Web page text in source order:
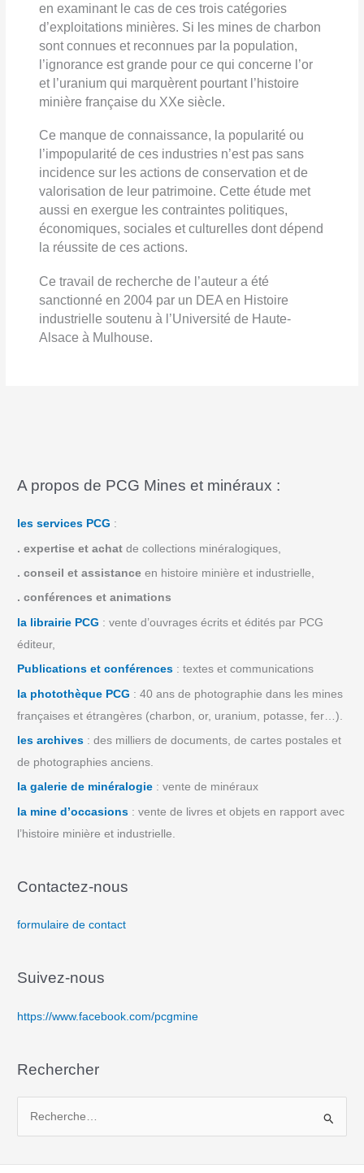
en examinant le cas de ces trois catégories
d’exploitations minières. Si les mines de charbon
sont connues et reconnues par la population,
l’ignorance est grande pour ce qui concerne l’or
et l’uranium qui marquèrent pourtant l’histoire
minière française du XXe siècle.
Ce manque de connaissance, la popularité ou
l’impopularité de ces industries n’est pas sans
incidence sur les actions de conservation et de
valorisation de leur patrimoine. Cette étude met
aussi en exergue les contraintes politiques,
économiques, sociales et culturelles dont dépend
la réussite de ces actions.
Ce travail de recherche de l’auteur a été
sanctionné en 2004 par un DEA en Histoire
industrielle soutenu à l’Université de Haute-
Alsace à Mulhouse.
A propos de PCG Mines et minéraux :
les services PCG :
. expertise et achat de collections minéralogiques,
. conseil et assistance en histoire minière et industrielle,
. conférences et animations
la librairie PCG : vente d’ouvrages écrits et édités par PCG
éditeur,
Publications et conférences : textes et communications
la photothèque PCG : 40 ans de photographie dans les mines
françaises et étrangères (charbon, or, uranium, potasse, fer…).
les archives : des milliers de documents, de cartes postales et
de photographies anciens.
la galerie de minéralogie : vente de minéraux
la mine d’occasions : vente de livres et objets en rapport avec
l’histoire minière et industrielle.
Contactez-nous
formulaire de contact
Suivez-nous
https://www.facebook.com/pcgmine
Rechercher